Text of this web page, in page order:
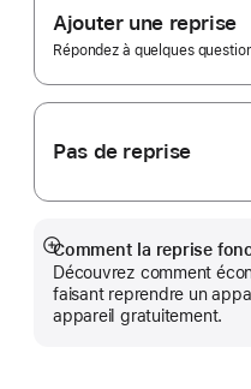
de
page
Trade In.
Ajouter une reprise
Répondez à quelques
Pas de reprise
Comment la reprise
Découvrez comment
faisant reprendre un
appareil gratuitement.
Afficher
plus